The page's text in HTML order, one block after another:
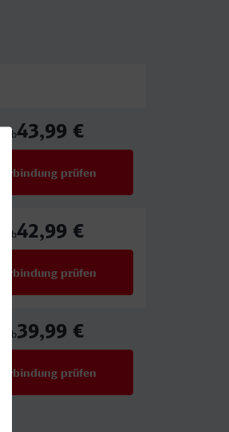
ab43,99 €
Verbindung prüfen
ab42,99 €
Verbindung prüfen
ab39,99 €
Verbindung prüfen